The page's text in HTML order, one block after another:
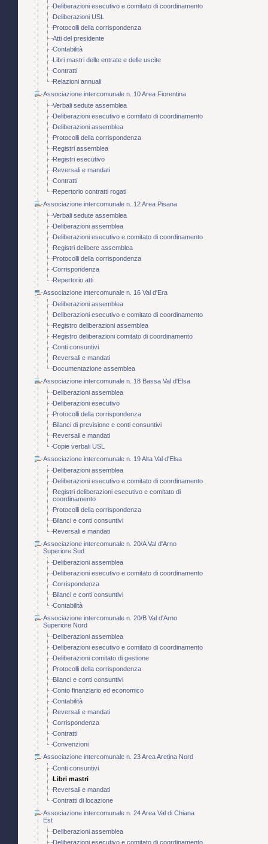
Deliberazioni esecutivo e comitato di coordinamento
Deliberazioni USL
Protocolli della corrispondenza
Atti del presidente
Contabilità
Libri mastri delle entrate e delle uscite
Contratti
Relazioni annuali
Associazione intercomunale n. 10 Area Fiorentina
Verbali sedute assemblea
Deliberazioni esecutivo e comitato di coordinamento
Deliberazioni assemblea
Protocolli della corrispondenza
Registri assemblea
Registri esecutivo
Reversali e mandati
Contratti
Repertorio contratti rogati
Associazione intercomunale n. 12 Area Pisana
Verbali sedute assemblea
Deliberazioni assemblea
Deliberazioni esecutivo e comitato di coordinamento
Registri delibere assemblea
Protocolli della corrispondenza
Corrispondenza
Repertorio atti
Associazione intercomunale n. 16 Val d'Era
Deliberazioni assemblea
Deliberazioni esecutivo e comitato di coordinamento
Registro deliberazioni assemblea
Registro deliberazioni comitato di coordinamento
Conti consuntivi
Reversali e mandati
Documentazione assemblea
Associazione intercomunale n. 18 Bassa Val d'Elsa
Deliberazioni assemblea
Deliberazioni esecutivo
Protocolli della corrispondenza
Bilanci di previsione e conti consuntivi
Reversali e mandati
Copie verbali USL
Associazione intercomunale n. 19 Alta Val d'Elsa
Deliberazioni assemblea
Deliberazioni esecutivo e comitato di coordinamento
Registri deliberazioni esecutivo e comitato di
coordinamento
Protocolli della corrispondenza
Bilanci e conti consuntivi
Reversali e mandati
Associazione intercomunale n. 20/A Val d'Arno
Superiore Sud
Deliberazioni assemblea
Deliberazioni esecutivo e comitato di coordinamento
Corrispondenza
Bilanci e conti consuntivi
Contabilità
Associazione intercomunale n. 20/B Val d'Arno
Superiore Nord
Deliberazioni assemblea
Deliberazioni esecutivo e comitato di coordinamento
Deliberazioni comitato di gestione
Protocolli della corrispondenza
Bilanci e conti consuntivi
Conto finanziario ed economico
Contabilità
Reversali e mandati
Corrispondenza
Contratti
Convenzioni
Associazione intercomunale n. 23 Area Aretina Nord
Conti consuntivi
Libri mastri
Reversali e mandati
Contratti di locazione
Associazione intercomunale n. 24 Area Val di Chiana
Est
Deliberazioni assemblea
Deliberazioni esecutivo e comitato di coordinamento